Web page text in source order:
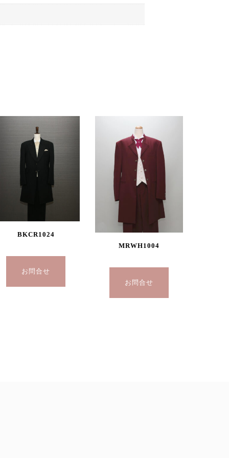
BKCR1024
お問合せ
MRWH1004
お問合せ